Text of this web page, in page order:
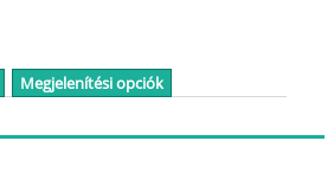
Megjelenítési opciók